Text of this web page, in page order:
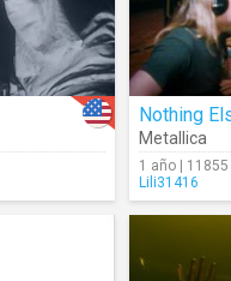
Nothing
Metallica
1 año |
Lili31416